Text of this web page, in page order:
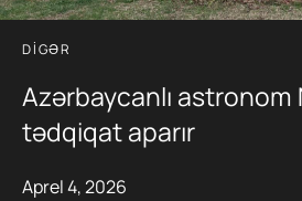
DIGƏR
Azərbaycanlı astronom
tədqiqat aparır
Aprel 4, 2026